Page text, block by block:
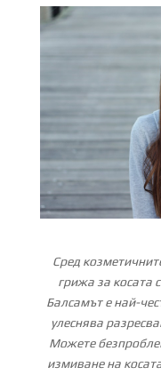
Сред
грижа за косата
Балсамът е най-
улеснява
Можете
измиване на